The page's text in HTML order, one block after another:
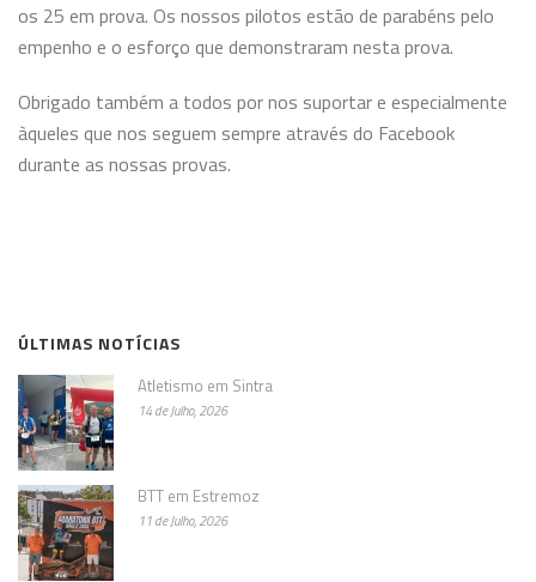
os 25 em prova. Os nossos pilotos estão de parabéns pelo
empenho e o esforço que demonstraram nesta prova.
Obrigado também a todos por nos suportar e especialmente
àqueles que nos seguem sempre através do Facebook
durante as nossas provas.
ÚLTIMAS NOTÍCIAS
Atletismo em Sintra
14 de Julho, 2026
BTT em Estremoz
11 de Julho, 2026